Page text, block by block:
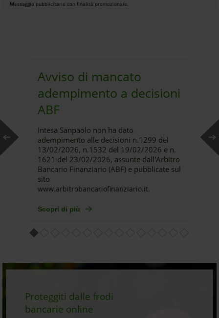
Messaggio pubblicitario con finalità promozionale.
Avviso di mancato
adempimento a decisioni
ABF
Intesa Sanpaolo non ha dato
adempimento alle decisioni n.1299 del
13/02/2026, n.1532 del 19/02/2026 e n.
1621 del 23/02/2026, assunte dall'Arbitro
Bancario Finanziario (ABF) e pubblicate sul
sito
www.arbitrobancariofinanziario.it.
Scopri di più
Proteggiti dalle frodi
bancarie online